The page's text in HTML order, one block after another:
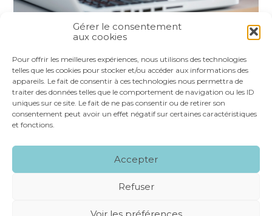
Gérer le consentement
aux cookies
Pour offrir les meilleures expériences, nous utilisons des technologies
telles que les cookies pour stocker et/ou accéder aux informations des
appareils. Le fait de consentir à ces technologies nous permettra de
traiter des données telles que le comportement de navigation ou les ID
uniques sur ce site. Le fait de ne pas consentir ou de retirer son
consentement peut avoir un effet négatif sur certaines caractéristiques
et fonctions.
Accepter
Refuser
Voir les préférences
FaceBook
TwitterLinkedIn
Footer
NOS SERVICES
NOS SPÉCIALITÉS
RECRUTEMENT CONTACT
MENTIONS LÉGALES PLAN DU SITE